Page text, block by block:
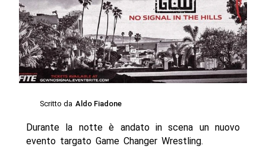
Scritto da Aldo Fiadone
Durante la notte è andato in scena un nuovo
evento targato Game Changer Wrestling.